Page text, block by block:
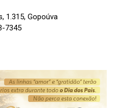
1.315, Gopoúva
7345